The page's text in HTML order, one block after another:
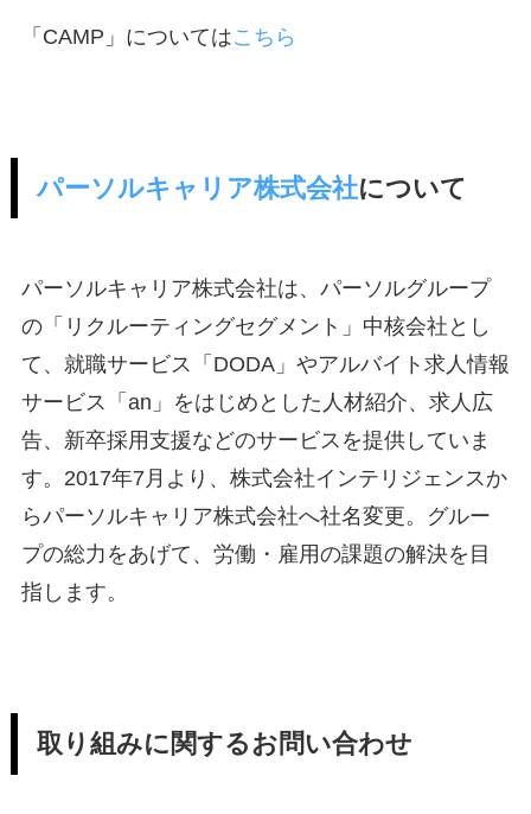
「CAMP」についてはこちら
パーソルキャリア株式会社について
パーソルキャリア株式会社は、パーソルグループ
の「リクルーティングセグメント」中核会社とし
て、就職サービス「DODA」やアルバイト求人情報
サービス「an」をはじめとした人材紹介、求人広
告、新卒採用支援などのサービスを提供していま
す。2017年7月より、株式会社インテリジェンスか
らパーソルキャリア株式会社へ社名変更。グルー
プの総力をあげて、労働・雇用の課題の解決を目
指します。
取り組みに関するお問い合わせ